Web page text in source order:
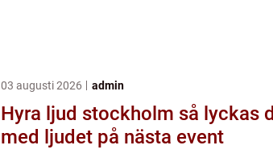
03 augusti 2026 admin
Hyra ljud stockholm så lyckas du
med ljudet på nästa event